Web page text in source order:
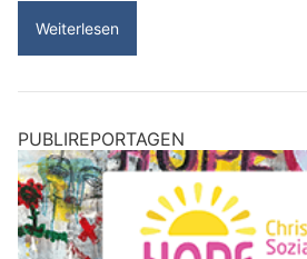
Weiterlesen
PUBLIREPORTAGEN